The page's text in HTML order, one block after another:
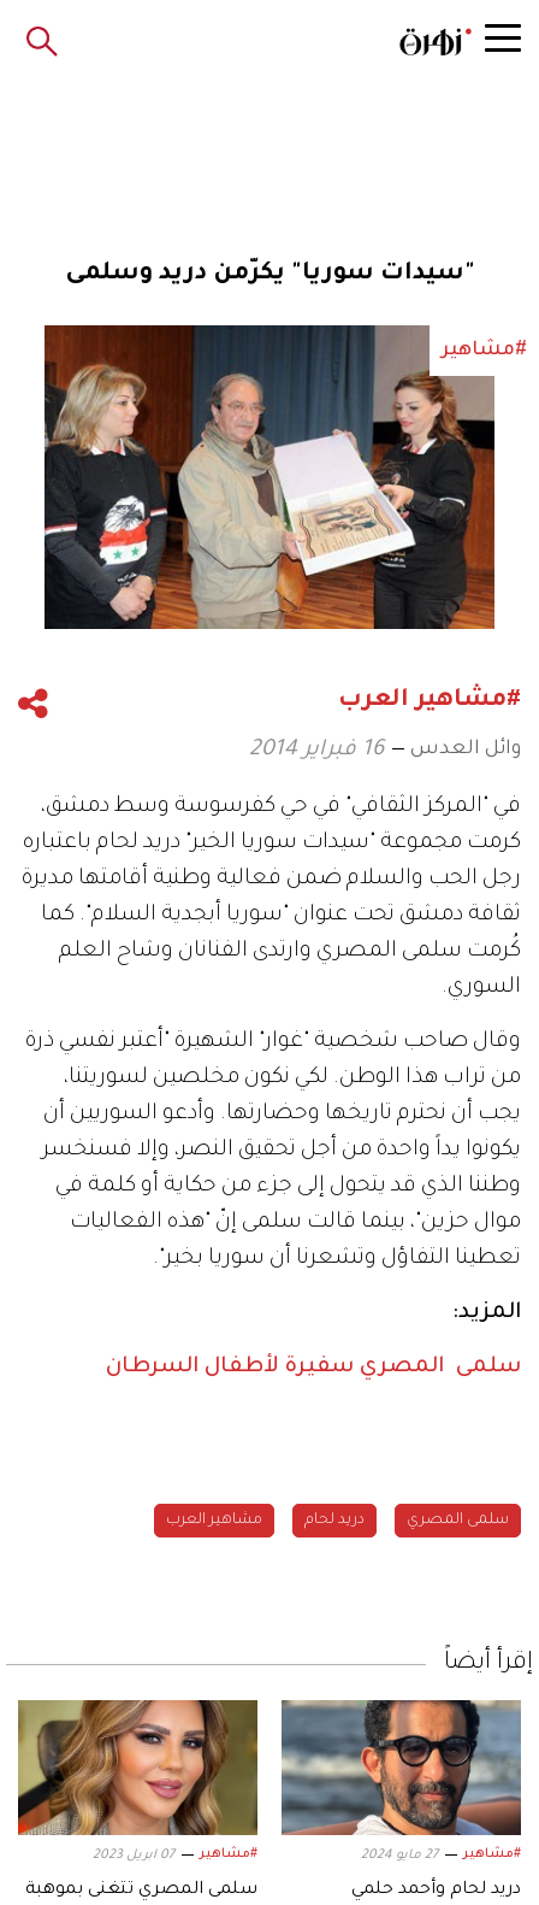
"سيدات سوريا" يكرّمن دريد وسلمى
#مشاهير
#مشاهير العرب
وائل العدس 16 فبراير 2014
في "المركز الثقافي" في حي كفرسوسة وسط دمشق،
كرمت مجموعة "سيدات سوريا الخير" دريد لحام باعتباره
رجل الحب والسلام ضمن فعالية وطنية أقامتها مديرة
ثقافة دمشق تحت عنوان "سوريا أبجدية السلام". كما
كُرمت سلمى المصري وارتدى الفنانان وشاح العلم
السوري.
وقال صاحب شخصية "غوار" الشهيرة "أعتبر نفسي ذرة
من تراب هذا الوطن. لكي نكون مخلصين لسوريتنا،
يجب أن نحترم تاريخها وحضارتها. وأدعو السوريين أن
يكونوا يداً واحدة من أجل تحقيق النصر، وإلا فسنخسر
وطننا الذي قد يتحول إلى جزء من حكاية أو كلمة في
موال حزين"، بينما قالت سلمى إنّ "هذه الفعاليات
تعطينا التفاؤل وتشعرنا أن سوريا بخير".
المزيد:
سلمى المصري سفيرة لأطفال السرطان
سلمى المصري دريد لحام مشاهير العرب
إقرأ أيضاً
#مشاهير 27 مايو 2024
دريد لحام وأحمد حلمي
#مشاهير 07 ابريل 2023
سلمى المصري تتغنى بموهبة